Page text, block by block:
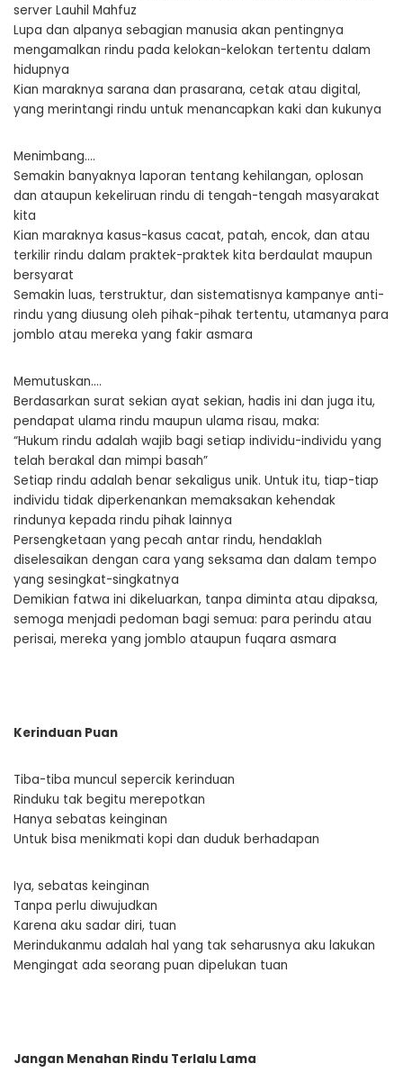
server Lauhil Mahfuz
Lupa dan alpanya sebagian manusia akan pentingnya
mengamalkan rindu pada kelokan-kelokan tertentu dalam
hidupnya
Kian maraknya sarana dan prasarana, cetak atau digital,
yang merintangi rindu untuk menancapkan kaki dan kukunya
Menimbang….
Semakin banyaknya laporan tentang kehilangan, oplosan
dan ataupun kekeliruan rindu di tengah-tengah masyarakat
kita
Kian maraknya kasus-kasus cacat, patah, encok, dan atau
terkilir rindu dalam praktek-praktek kita berdaulat maupun
bersyarat
Semakin luas, terstruktur, dan sistematisnya kampanye anti-
rindu yang diusung oleh pihak-pihak tertentu, utamanya para
jomblo atau mereka yang fakir asmara
Memutuskan….
Berdasarkan surat sekian ayat sekian, hadis ini dan juga itu,
pendapat ulama rindu maupun ulama risau, maka:
“Hukum rindu adalah wajib bagi setiap individu-individu yang
telah berakal dan mimpi basah”
Setiap rindu adalah benar sekaligus unik. Untuk itu, tiap-tiap
individu tidak diperkenankan memaksakan kehendak
rindunya kepada rindu pihak lainnya
Persengketaan yang pecah antar rindu, hendaklah
diselesaikan dengan cara yang seksama dan dalam tempo
yang sesingkat-singkatnya
Demikian fatwa ini dikeluarkan, tanpa diminta atau dipaksa,
semoga menjadi pedoman bagi semua: para perindu atau
perisai, mereka yang jomblo ataupun fuqara asmara
Kerinduan Puan
Tiba-tiba muncul sepercik kerinduan
Rinduku tak begitu merepotkan
Hanya sebatas keinginan
Untuk bisa menikmati kopi dan duduk berhadapan
Iya, sebatas keinginan
Tanpa perlu diwujudkan
Karena aku sadar diri, tuan
Merindukanmu adalah hal yang tak seharusnya aku lakukan
Mengingat ada seorang puan dipelukan tuan
Jangan Menahan Rindu Terlalu Lama